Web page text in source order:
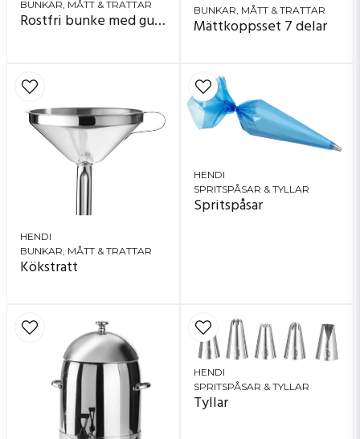
BUNKAR, MÅTT & TRATTAR
Rostfri bunke med gummibas
BUNKAR, MÅTT & TRATTAR
Mättkoppsset 7 delar
HENDI
BUNKAR, MÅTT & TRATTAR
Kökstratt
HENDI
SPRITSPÅSAR & TYLLAR
Spritspåsar
HENDI
SPRITSPÅSAR & TYLLAR
Tyllar